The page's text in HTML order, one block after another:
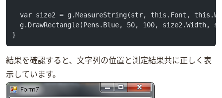
var size2 = g.MeasureString(str, this.Font,
g.DrawRectangle(Pens.Blue, 50, 100, size2.Width,
}
結果を確認すると、文字列の位置と測定結果共に正しく表
示しています。